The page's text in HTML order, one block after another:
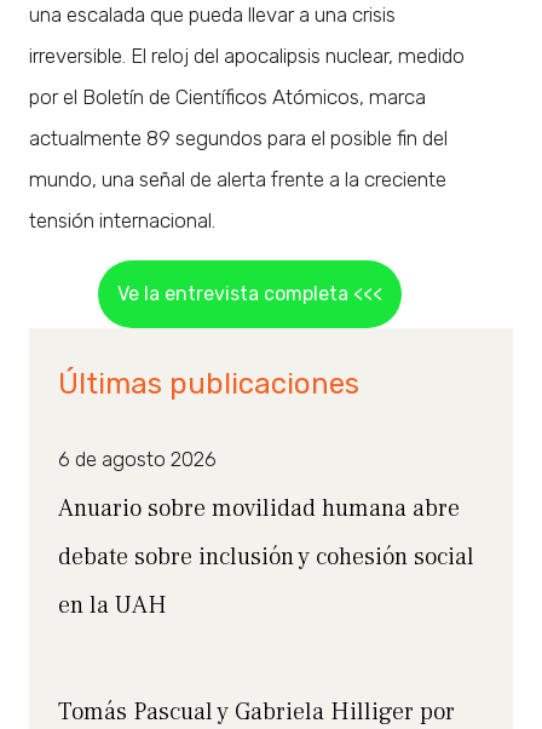
una escalada que pueda llevar a una crisis
irreversible. El reloj del apocalipsis nuclear, medido
por el Boletín de Científicos Atómicos, marca
actualmente 89 segundos para el posible fin del
mundo, una señal de alerta frente a la creciente
tensión internacional.
Ve la entrevista completa <<<
Últimas publicaciones
6 de agosto 2026
Anuario sobre movilidad humana abre
debate sobre inclusión y cohesión social
en la UAH
Tomás Pascual y Gabriela Hilliger por